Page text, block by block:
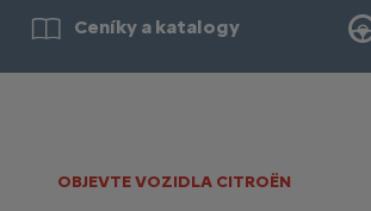
Ceníky a katalogy
OBJEVTE VOZIDLA CITROËN